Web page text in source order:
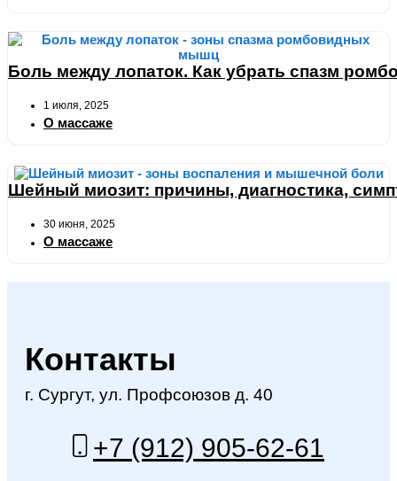
Боль между лопаток. Как убрать спазм
1 июля, 2025
О массаже
Шейный миозит: причины, диагностика,
30 июня, 2025
О массаже
Контакты
г. Сургут, ул. Профсоюзов д. 40
+7 (912) 905-62-61